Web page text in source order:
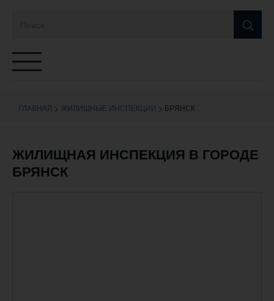
Переключатель
ГЛАВНАЯ > ЖИЛИЩНЫЕ ИНСПЕКЦИИ > БРЯНСК
ЖИЛИЩНАЯ ИНСПЕКЦИЯ В ГОРОДЕ
БРЯНСК